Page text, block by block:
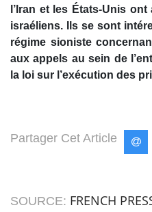
l’Iran et les États-Unis
israéliens. Ils se sont
régime sioniste
aux appels au sein de
la loi sur l’exécution des
Partager Cet Article
SOURCE: FRENCH